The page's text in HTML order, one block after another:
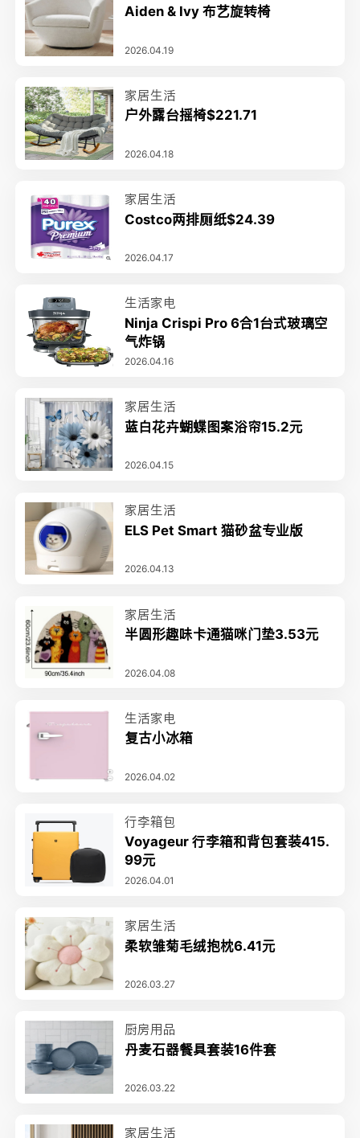
Aiden & Ivy 布艺旋转椅
2026.04.19
家居生活
户外露台摇椅$221.71
2026.04.18
家居生活
Costco两排厕纸$24.39
2026.04.17
生活家电
Ninja Crispi Pro 6合1台式玻璃空
气炸锅
2026.04.16
家居生活
蓝白花卉蝴蝶图案浴帘15.2元
2026.04.15
家居生活
ELS Pet Smart 猫砂盆专业版
2026.04.13
家居生活
半圆形趣味卡通猫咪门垫3.53元
2026.04.08
生活家电
复古小冰箱
2026.04.02
行李箱包
Voyageur 行李箱和背包套装415.
99元
2026.04.01
家居生活
柔软雏菊毛绒抱枕6.41元
2026.03.27
厨房用品
丹麦石器餐具套装16件套
2026.03.22
家居生活